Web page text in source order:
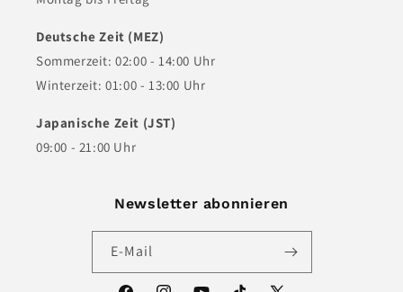
Deutsche Zeit (MEZ)
Sommerzeit: 02:00 - 14:00 Uhr
Winterzeit: 01:00 - 13:00 Uhr
Japanische Zeit (JST)
09:00 - 21:00 Uhr
Newsletter abonnieren
E-Mail